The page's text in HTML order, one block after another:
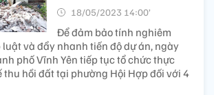
18/05/2023 14:00’
Để đảm bảo tính nghiêm
và đẩy nhanh tiến độ dự án, ngày
phố Vĩnh Yên tiếp tục tổ chức thực
thu hồi đất tại phường Hội Hợp đối với 4